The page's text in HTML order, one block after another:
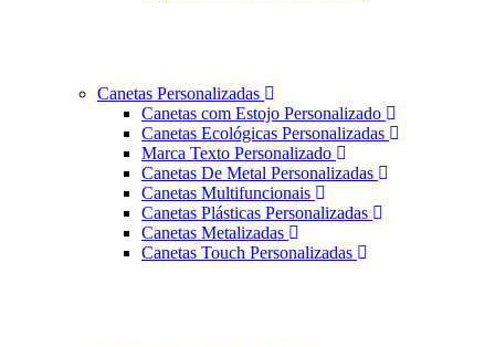
Canetas Personalizadas
Canetas com Estojo Personalizado
Canetas Ecológicas Personalizadas
Marca Texto Personalizado
Canetas De Metal Personalizadas
Canetas Multifuncionais
Canetas Plásticas Personalizadas
Canetas Metalizadas
Canetas Touch Personalizadas